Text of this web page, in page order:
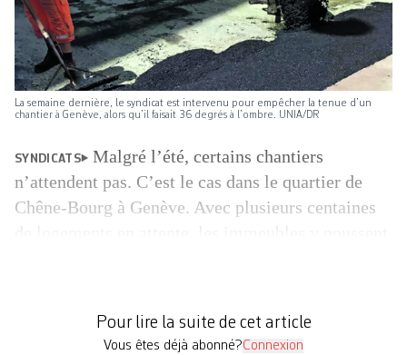
La semaine dernière, le syndicat est intervenu pour empêcher la tenue d’un
chantier à Genève, alors qu’il faisait 36 degrés à l’ombre. UNIA/DR
SYNDICATS
Malgré l’été, certains chantiers
n’attendent pas. C’est le cas dans le quartier de
Chêne-Bourg à Genève. Avec plusieurs centaines
Pour lire la suite de cet article
Vous êtes déjà abonné?Connexion